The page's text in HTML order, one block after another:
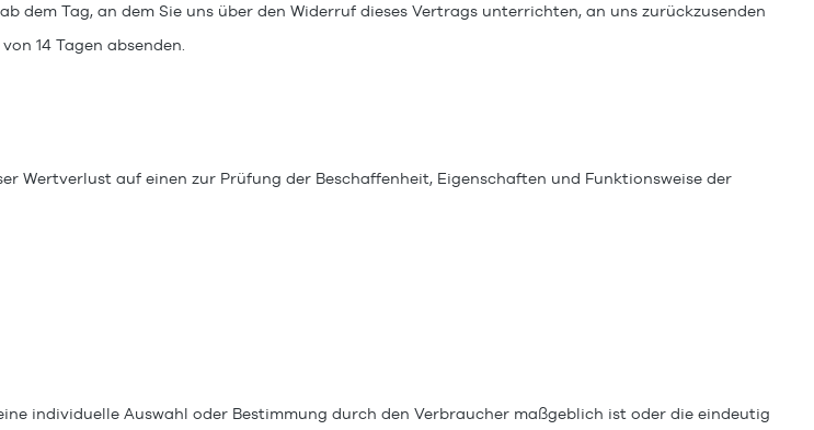
ab dem Tag, an dem Sie uns über den Widerruf dieses Vertrags unterrichten, an uns zurückzusenden
von 14 Tagen absenden.
Wertverlust auf einen zur Prüfung der Beschaffenheit, Eigenschaften und Funktionsweise der
individuelle Auswahl oder Bestimmung durch den Verbraucher maßgeblich ist oder die eindeutig